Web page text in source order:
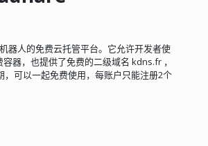
人的免费云托管平台。它允许开发者使
器，也提供了免费的二级域名 kdns.fr ，
可以一起免费使用，每账户只能注册2个